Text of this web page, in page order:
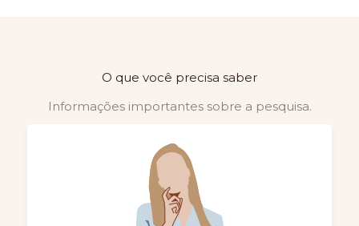
O que você precisa saber
Informações importantes sobre a pesquisa.